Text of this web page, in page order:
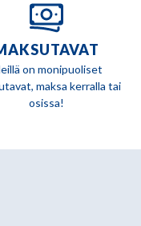
on monipuoliset
maksa kerralla tai
osissa!